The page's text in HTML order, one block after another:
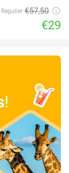
Regulier €57,50
€29
!